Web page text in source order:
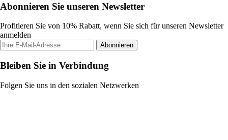
Abonnieren Sie unseren Newsletter
Profitieren Sie von 10% Rabatt, wenn Sie sich für unseren Newsletter
anmelden
Abonnieren
Bleiben Sie in Verbindung
Folgen Sie uns in den sozialen Netzwerken